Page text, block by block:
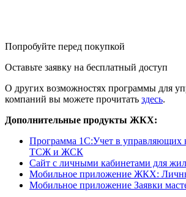
Попробуйте перед покупкой
Оставьте заявку на бесплатный доступ
О других возможностях программы для
компаний вы можете прочитать здесь.
Дополнительные продукты ЖКХ:
Программа 1C:Учет в
ТСЖ и ЖСК
Сайт с личными кабинетами для
Мобильное приложение ЖКХ:
Мобильное приложение Заявки